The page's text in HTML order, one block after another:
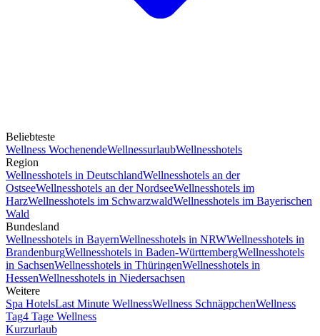
Beliebteste
Wellness WochenendeWellnessurlaubWellnesshotels
Region
Wellnesshotels in DeutschlandWellnesshotels an der
OstseeWellnesshotels an der NordseeWellnesshotels im
HarzWellnesshotels im SchwarzwaldWellnesshotels im Bayerischen
Wald
Bundesland
Wellnesshotels in BayernWellnesshotels in NRWWellnesshotels in
BrandenburgWellnesshotels in Baden-WürttembergWellnesshotels
in SachsenWellnesshotels in ThüringenWellnesshotels in
HessenWellnesshotels in Niedersachsen
Weitere
Spa HotelsLast Minute WellnessWellness SchnäppchenWellness
Tag4 Tage Wellness
Kurzurlaub